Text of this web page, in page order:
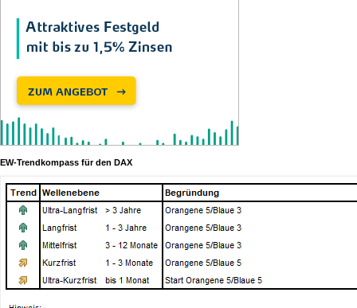
EW-Trendkompass für den DAX